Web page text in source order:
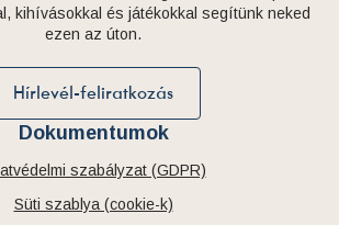
kihívásokkal és játékokkal segítünk neked
ezen az úton.
Hírlevél-feliratkozás
Dokumentumok
szabályzat (GDPR)
Süti szablya (cookie-k)